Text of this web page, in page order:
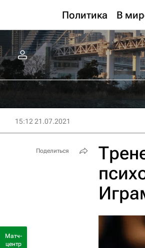
Политика В
15:12 21.07.2021
Поделиться
Матч-
центр